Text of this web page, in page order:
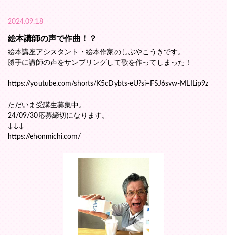
2024.09.18
絵本講師の声で作曲！？
絵本講座アシスタント・絵本作家のしぶやこうきです。
勝手に講師の声をサンプリングして歌を作ってしまった！
https://youtube.com/shorts/K5cDybts-eU?si=FSJ6svw-MLILip9z
ただいま受講生募集中。
24/09/30応募締切になります。
↓↓↓
https://ehonmichi.com/